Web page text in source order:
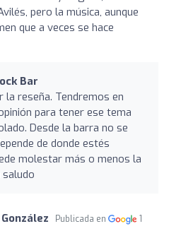
pero la música, aunque
que a veces se hace
Bar
la reseña. Tendremos en
para tener ese tema
Desde la barra no se
de donde estés
molestar más o menos la
saludo
Publicada en
1